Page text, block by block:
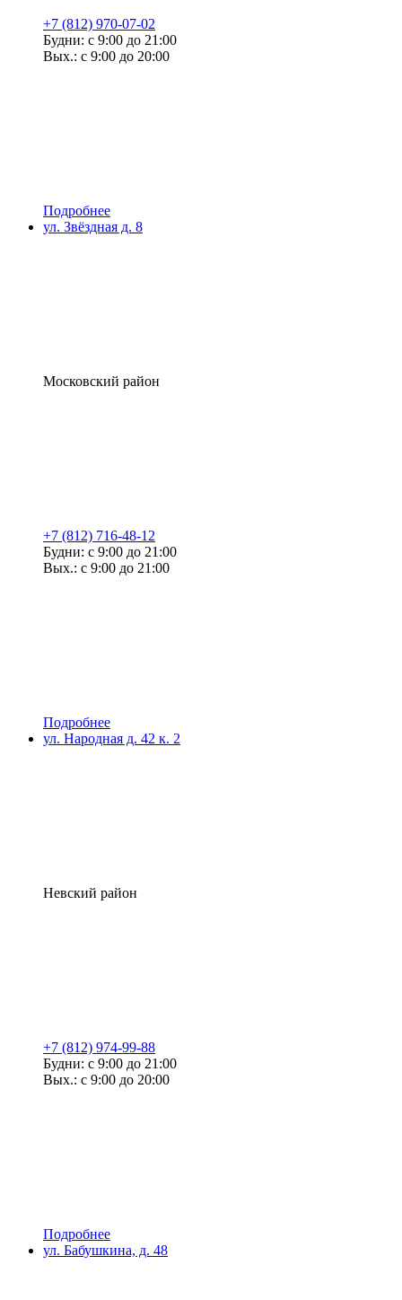
+7 (812) 970-07-02
Будни: с 9:00 до 21:00
Вых.: с 9:00 до 20:00
Подробнее
ул. Звёздная д. 8
Московский район
+7 (812) 716-48-12
Будни: с 9:00 до 21:00
Вых.: с 9:00 до 21:00
Подробнее
ул. Народная д. 42 к. 2
Невский район
+7 (812) 974-99-88
Будни: с 9:00 до 21:00
Вых.: с 9:00 до 20:00
Подробнее
ул. Бабушкина, д. 48